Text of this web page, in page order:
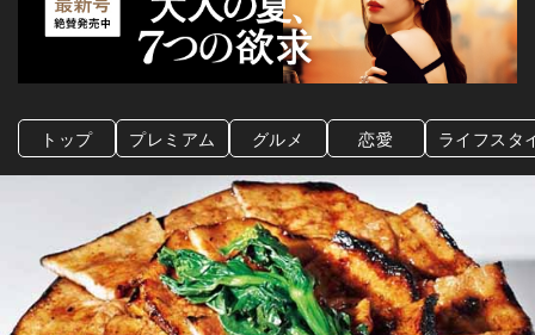
トップ プレミアム グルメ 恋愛 ライフスタ